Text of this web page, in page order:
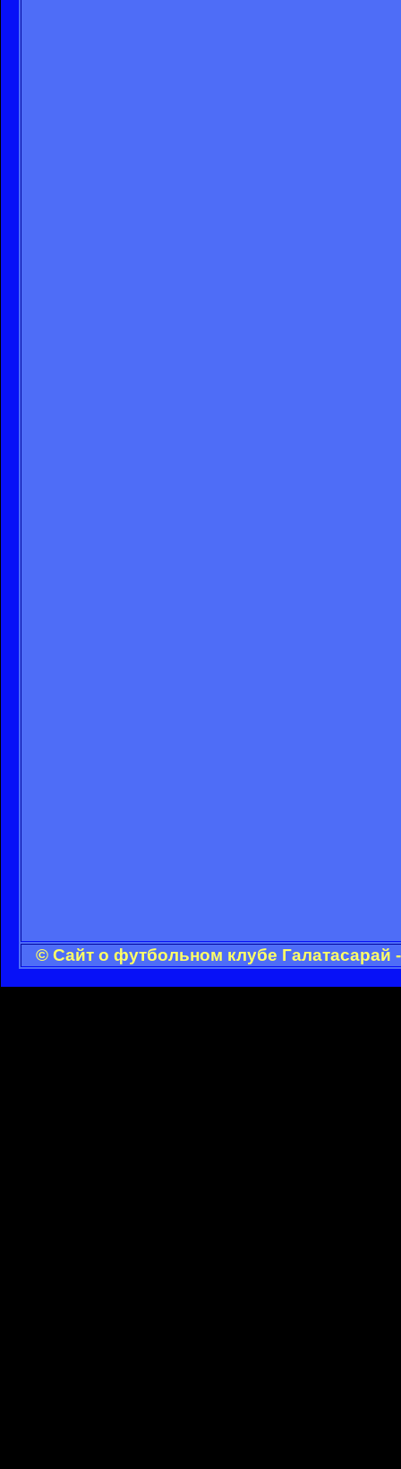
© Сайт о футбольном клубе